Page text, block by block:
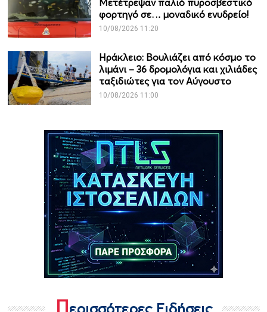
Μετέτρεψαν παλιό πυροσβεστικό
φορτηγό σε… μοναδικό ενυδρείο!
10/08/2026 11:20
Ηράκλειο: Βουλιάζει από κόσμο το
λιμάνι – 36 δρομολόγια και χιλιάδες
ταξιδιώτες για τον Αύγουστο
10/08/2026 11:00
Περισσότερες Ειδήσεις